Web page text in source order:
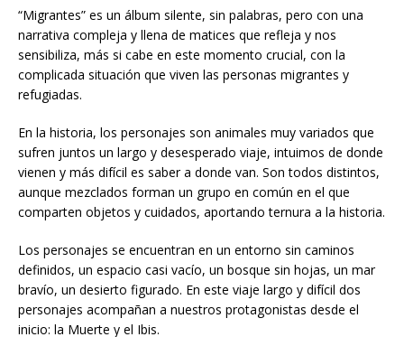
“Migrantes” es un álbum silente, sin palabras, pero con una
narrativa compleja y llena de matices que refleja y nos
sensibiliza, más si cabe en este momento crucial, con la
complicada situación que viven las personas migrantes y
refugiadas.
En la historia, los personajes son animales muy variados que
sufren juntos un largo y desesperado viaje, intuimos de donde
vienen y más difícil es saber a donde van. Son todos distintos,
aunque mezclados forman un grupo en común en el que
comparten objetos y cuidados, aportando ternura a la historia.
Los personajes se encuentran en un entorno sin caminos
definidos, un espacio casi vacío, un bosque sin hojas, un mar
bravío, un desierto figurado. En este viaje largo y difícil dos
personajes acompañan a nuestros protagonistas desde el
inicio: la Muerte y el Ibis.